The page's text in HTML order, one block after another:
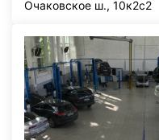
Очаковское ш., 10к2с2